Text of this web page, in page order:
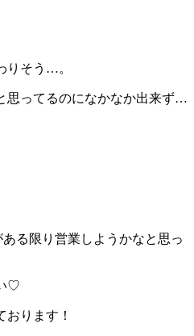
りそう…。
思ってるのになかなか出来ず…
る限り営業しようかなと思っ
♡
おります！